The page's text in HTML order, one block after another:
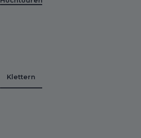
Klettern